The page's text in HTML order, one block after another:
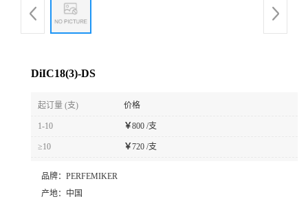
DiIC18(3)-DS
起订量 (支) 价格
1-10 ￥800 /支
≥10 ￥720 /支
品牌： PERFEMIKER
产地： 中国